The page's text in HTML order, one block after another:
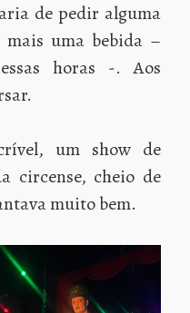
de pedir alguma
uma bebida –
horas -. Aos
um show de
circense, cheio de
muito bem.